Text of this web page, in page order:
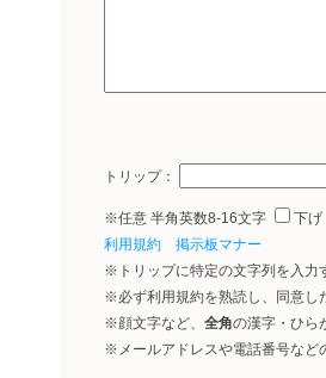
トリップ：
※任意 半角英数8-16文字
下げ
利用規約
掲示板マナー
※トリップに特定の文字列を入力
※必ず利用規約を熟読し、同意し
※顔文字など、 全角の漢字・ひら
※メールアドレスや電話番号など